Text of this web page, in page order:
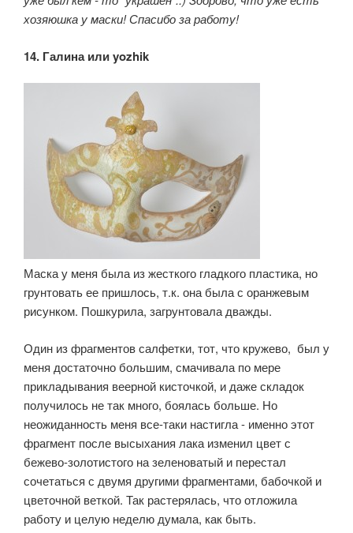
хозяюшка у маски! Спасибо за работу!
14. Галина илиyozhik
Маска у меня была из жесткого гладкого пластика, но
грунтовать ее пришлось, т.к. она была с оранжевым
рисунком. Пошкурила, загрунтовала дважды.
Один из фрагментов салфетки, тот, что кружево, был у
меня достаточно большим, смачивала по мере
прикладывания веерной кисточкой, и даже складок
получилось не так много, боялась больше. Но
неожиданность меня все-таки настигла - именно этот
фрагмент после высыхания лака изменил цвет с
бежево-золотистого на зеленоватый и перестал
сочетаться с двумя другими фрагментами, бабочкой и
цветочной веткой. Так растерялась, что отложила
работу и целую неделю думала, как быть.